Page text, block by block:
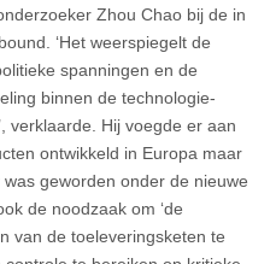
Zhou Chao bij de in
‘Het weerspiegelt de
spanningen en de
binnen de technologie-
verklaarde. Hij voegde er aan
ontwikkeld in Europa maar
geworden onder de nieuwe
de noodzaak om ‘de
van de toeleveringsketen te